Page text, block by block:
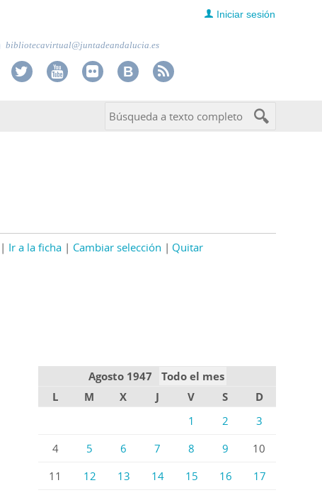
Iniciar sesión
bibliotecavirtual@juntadeandalucia.es
Ir a la ficha Cambiar selección Quitar
Agosto 1947
Todo el mes
L
M X J V S
D
1
2
3
4
5 6 7 8 9
10
11
12 13 14 15 16
17